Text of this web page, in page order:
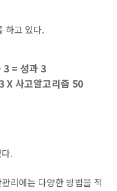
하고 있다.
3 = 성과 3
X 사고알고리즘 50
.
리에는 다양한 방법을 적